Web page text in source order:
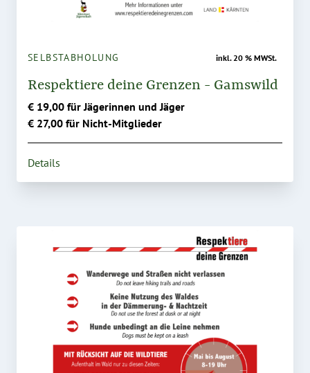
SELBSTABHOLUNG inkl. 20 % MWSt.
Respektiere deine Grenzen - Gamswild
€ 19,00 für Jägerinnen und Jäger
€ 27,00 für Nicht-Mitglieder
Details